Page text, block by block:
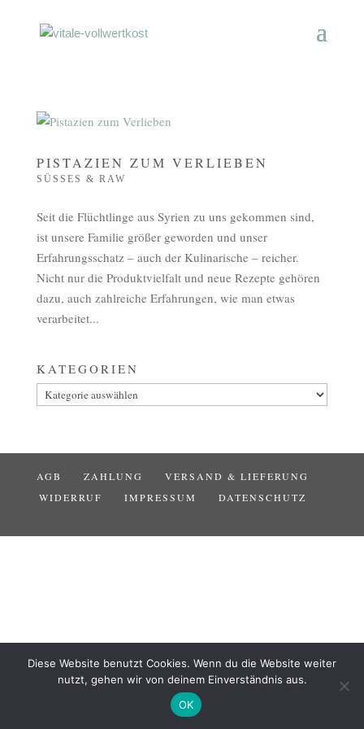
PISTAZIEN ZUM VERLIEBEN
SÜSSES & RAW
Seit die Flüchtlinge aus Syrien zu uns gekommen sind,
ist unsere Familie größer geworden und unser
Erfahrungsschatz – auch der Kulinarische – reicher.
Nicht nur die Produktvielfalt und neue Rezepte gehören
dazu, auch zahlreiche Erfahrungen, wie man etwas
verarbeitet...
KATEGORIEN
Kategorien
AGB ZAHLUNG
VERSAND & LIEFERUNG
WIDERRUF
IMPRESSUM DATENSCHUTZ
Diese Website benutzt Cookies. Wenn du die Website weiter
nutzt, gehen wir von deinem Einverständnis aus.
OK